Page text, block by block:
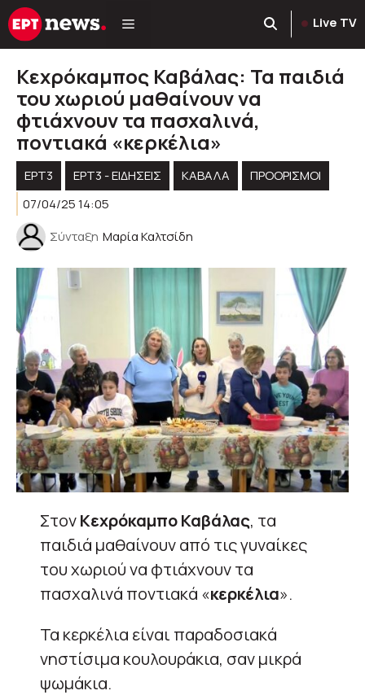
Μετάβαση
σε
Live TV
Κεχρόκαμπος Καβάλας: Τα παιδιά
του χωριού μαθαίνουν να
φτιάχνουν τα πασχαλινά,
ποντιακά «κερκέλια»
ΕΡΤ3 ΕΡΤ3 - ΕΙΔΉΣΕΙΣ ΚΑΒΑΛΑ
ΠΡΟΟΡΙΣΜΟΊ
07/04/25 14:05
Σύνταξη Μαρία Καλτσίδη
ΣτονΚεχρόκαμπο Καβάλας, τα
παιδιά μαθαίνουν από τις γυναίκες
του χωριού να φτιάχνουν τα
πασχαλινά ποντιακά «κερκέλια».
Τα κερκέλια είναι παραδοσιακά
νηστίσιμα κουλουράκια, σαν μικρά
ψωμάκια.